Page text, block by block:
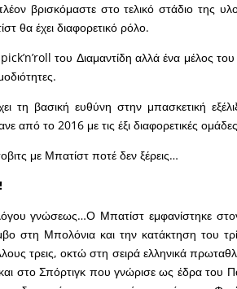
βρισκόμαστε στο τελικό στάδιο της
θα έχει διαφορετικό ρόλο.
του Διαμαντίδη αλλά ένα μέλος
τη βασική ευθύνη στην μπασκετική
από το 2016 με τις έξι διαφορετικές
με Μπατίστ ποτέ δεν ξέρεις…
γνώσεως…Ο Μπατίστ εμφανίστηκε
στη Μπολόνια και την κατάκτηση του
τρεις, οκτώ στη σειρά ελληνικά
στο Σπόρτιγκ που γνώρισε ως έδρα του